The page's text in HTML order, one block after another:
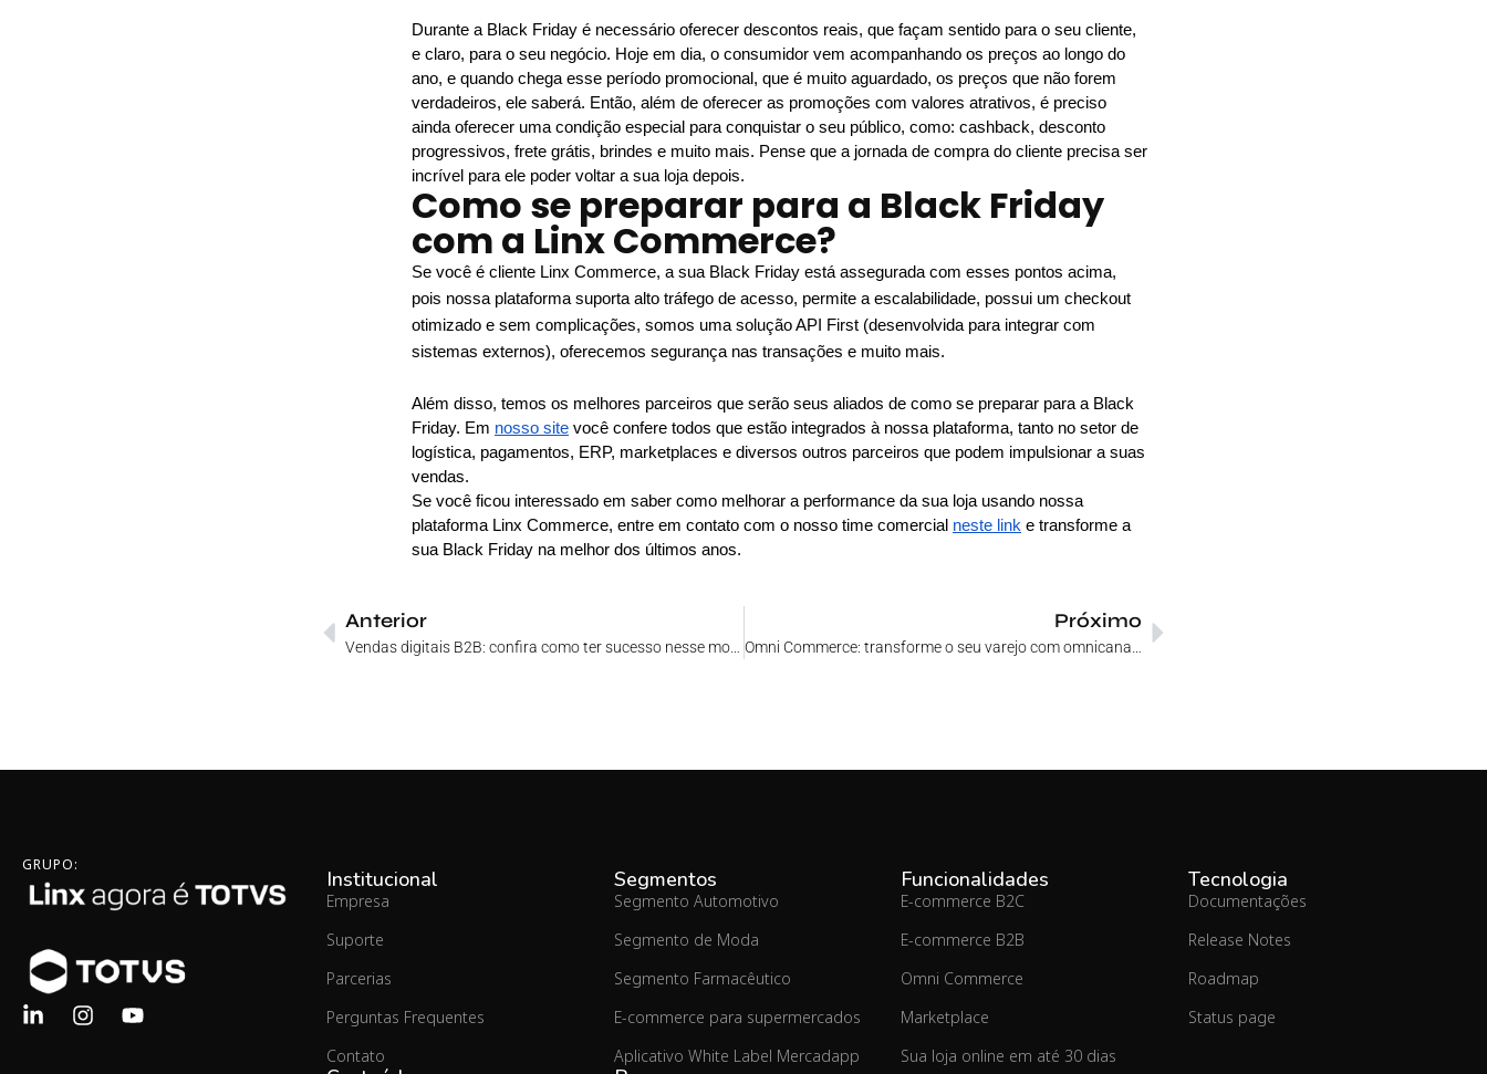
Durante a Black Friday é necessário oferecer descontos reais, que façam sentido para o seu cliente,
e claro, para o seu negócio. Hoje em dia, o consumidor vem acompanhando os preços ao longo do
ano, e quando chega esse período promocional, que é muito aguardado, os preços que não forem
verdadeiros, ele saberá. Então, além de oferecer as promoções com valores atrativos, é preciso
ainda oferecer uma condição especial para conquistar o seu público, como: cashback, desconto
progressivos, frete grátis, brindes e muito mais. Pense que a jornada de compra do cliente precisa ser
incrível para ele poder voltar a sua loja depois.
Como se preparar para a Black Friday
com a Linx Commerce?
Se você é cliente Linx Commerce, a sua Black Friday está assegurada com esses pontos acima,
pois nossa plataforma suporta alto tráfego de acesso, permite a escalabilidade, possui um checkout
otimizado e sem complicações, somos uma solução API First (desenvolvida para integrar com
sistemas externos), oferecemos segurança nas transações e muito mais.
Além disso, temos os melhores parceiros que serão seus aliados de como se preparar para a Black
Friday. Em nosso site você confere todos que estão integrados à nossa plataforma, tanto no setor de
logística, pagamentos, ERP, marketplaces e diversos outros parceiros que podem impulsionar a suas
vendas.
Se você ficou interessado em saber como melhorar a performance da sua loja usando nossa
plataforma Linx Commerce, entre em contato com o nosso time comercial neste link e transforme a
sua Black Friday na melhor dos últimos anos.
Anterior
Vendas digitais B2B: confira como ter sucesso nesse modelo!
Próximo
Omni Commerce: transforme o seu varejo com omnicanalidade
GRUPO:
Institucional
Empresa
Suporte
Parcerias
Perguntas Frequentes
Contato
Segmentos
Segmento Automotivo
Segmento de Moda
Segmento Farmacêutico
E-commerce para supermercados
Aplicativo White Label Mercadapp
Funcionalidades
E-commerce B2C
E-commerce B2B
Omni Commerce
Marketplace
Sua loja online em até 30 dias
Tecnologia
Documentações
Release Notes
Roadmap
Status page